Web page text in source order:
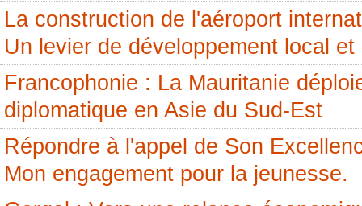
La construction de l'aéroport
Un levier de développement local et
Francophonie : La Mauritanie
diplomatique en Asie du Sud-Est
Répondre à l'appel de Son
Mon engagement pour la jeunesse.